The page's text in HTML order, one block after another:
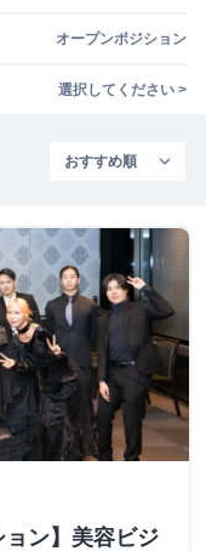
オープンポジション
選択してください >
ョン】美容ビジ